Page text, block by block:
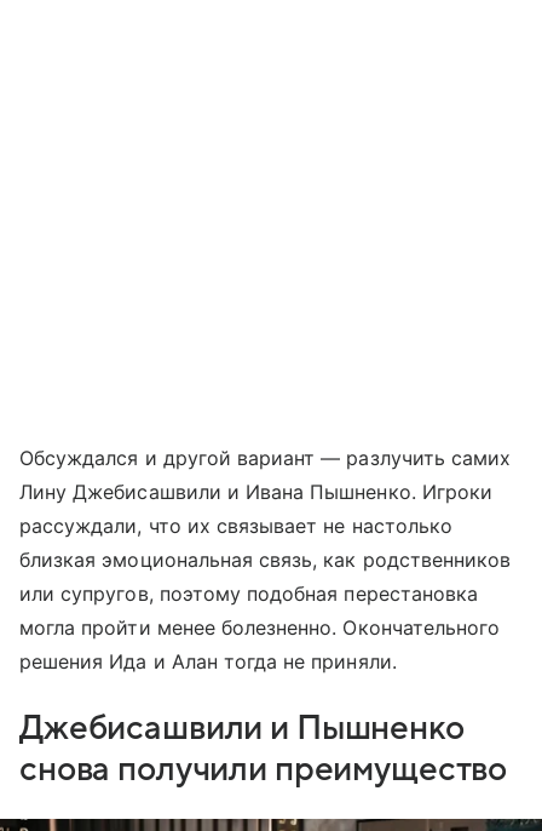
Обсуждался и другой вариант — разлучить самих
Лину Джебисашвили и Ивана Пышненко. Игроки
рассуждали, что их связывает не настолько
близкая эмоциональная связь, как родственников
или супругов, поэтому подобная перестановка
могла пройти менее болезненно. Окончательного
решения Ида и Алан тогда не приняли.
Джебисашвили и Пышненко
снова получили преимущество